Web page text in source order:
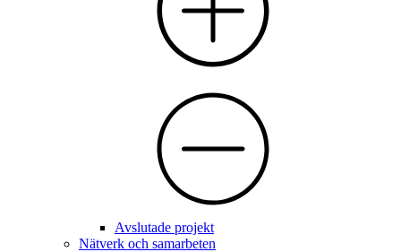
Avslutade projekt
Nätverk och samarbeten